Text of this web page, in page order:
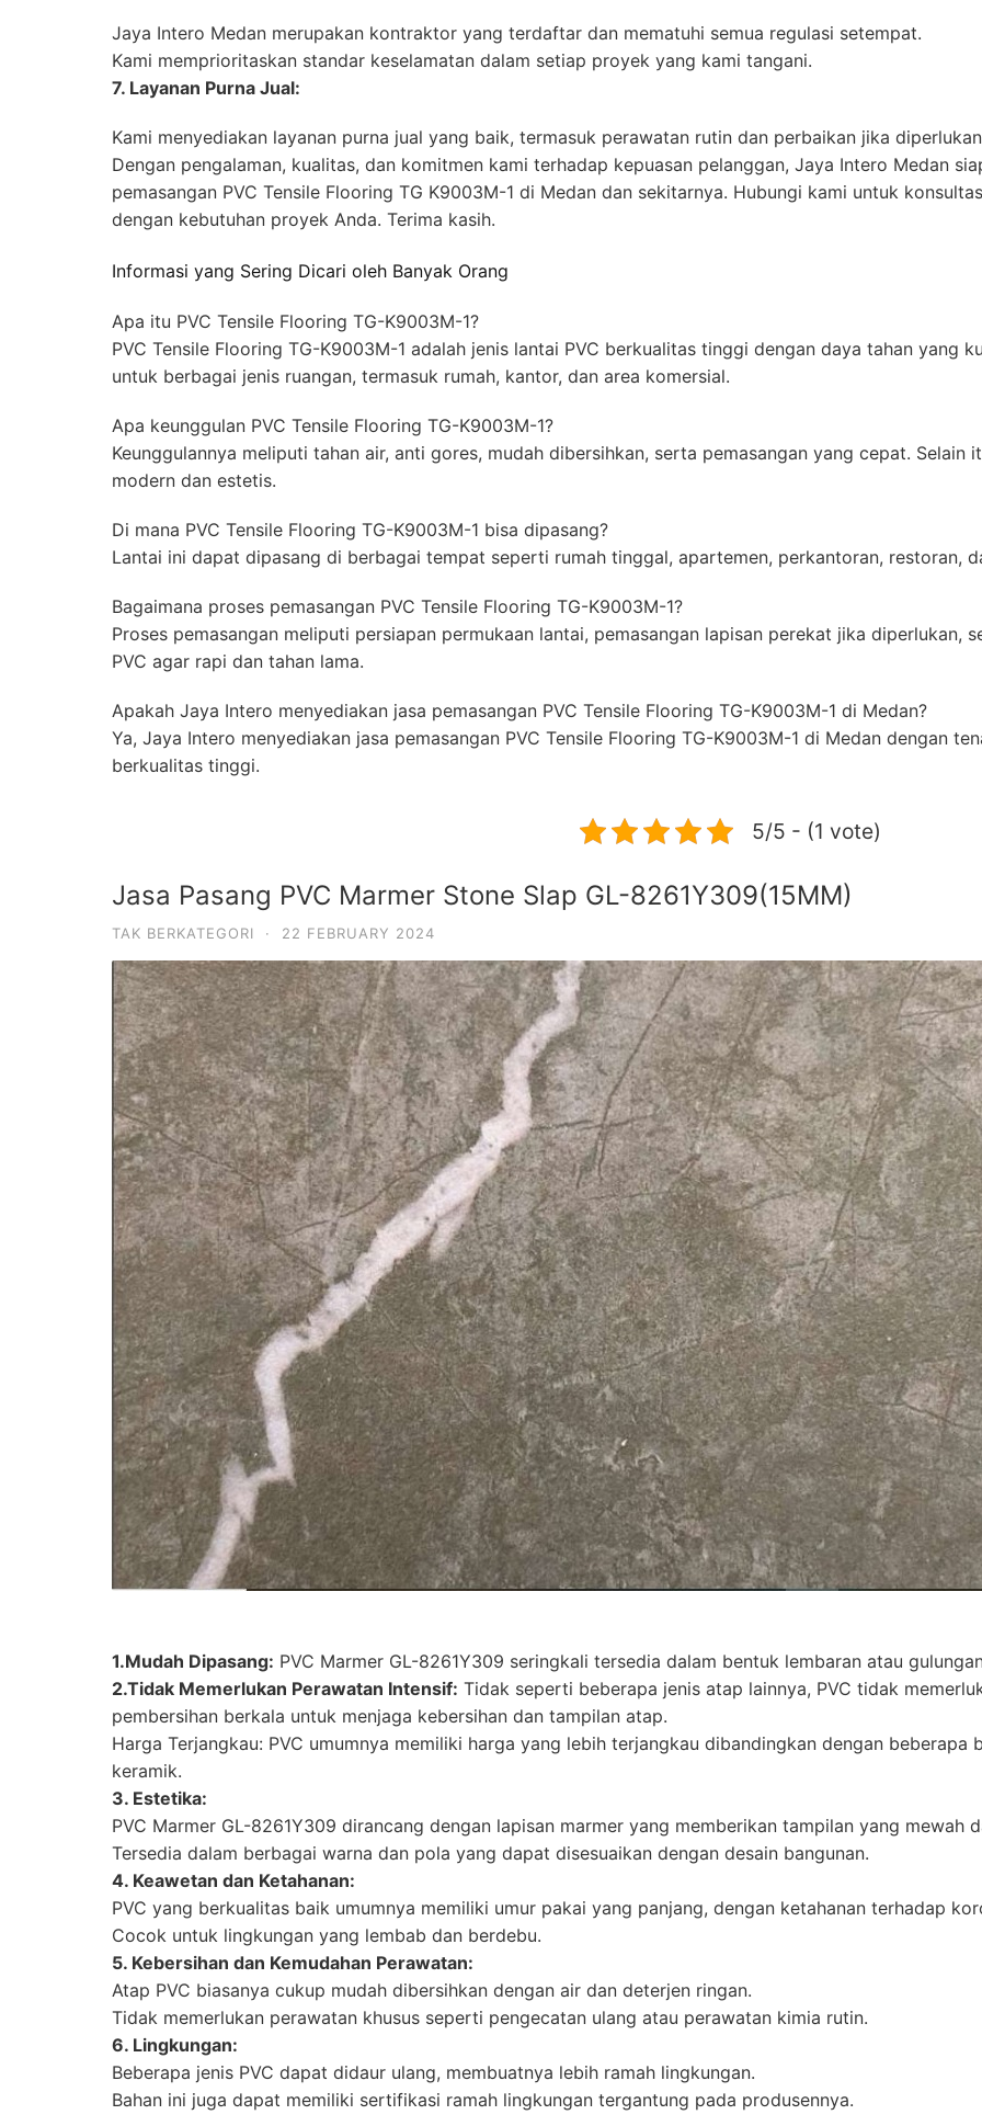
Jaya Intero Medan merupakan kontraktor yang terdaftar dan mematuhi semua regulasi setempat.
Kami memprioritaskan standar keselamatan dalam setiap proyek yang kami tangani.
7. Layanan Purna Jual:
Kami menyediakan layanan purna jual yang baik, termasuk perawatan rutin dan perbaikan jika
Dengan pengalaman, kualitas, dan komitmen kami terhadap kepuasan pelanggan, Jaya Intero Medan
pemasangan PVC Tensile Flooring TG K9003M-1 di Medan dan sekitarnya. Hubungi kami untuk
dengan kebutuhan proyek Anda. Terima kasih.
Informasi yang Sering Dicari oleh Banyak Orang
Apa itu PVC Tensile Flooring TG-K9003M-1?
PVC Tensile Flooring TG-K9003M-1 adalah jenis lantai PVC berkualitas tinggi dengan daya tahan yang
untuk berbagai jenis ruangan, termasuk rumah, kantor, dan area komersial.
Apa keunggulan PVC Tensile Flooring TG-K9003M-1?
Keunggulannya meliputi tahan air, anti gores, mudah dibersihkan, serta pemasangan yang cepat. Selain
modern dan estetis.
Di mana PVC Tensile Flooring TG-K9003M-1 bisa dipasang?
Lantai ini dapat dipasang di berbagai tempat seperti rumah tinggal, apartemen, perkantoran, restoran,
Bagaimana proses pemasangan PVC Tensile Flooring TG-K9003M-1?
Proses pemasangan meliputi persiapan permukaan lantai, pemasangan lapisan perekat jika diperlukan,
PVC agar rapi dan tahan lama.
Apakah Jaya Intero menyediakan jasa pemasangan PVC Tensile Flooring TG-K9003M-1 di Medan?
Ya, Jaya Intero menyediakan jasa pemasangan PVC Tensile Flooring TG-K9003M-1 di Medan dengan
berkualitas tinggi.
5/5 - (1 vote)
Jasa Pasang PVC Marmer Stone Slap GL-8261Y309(15MM)
TAK BERKATEGORI · 22 FEBRUARY 2024
1.Mudah Dipasang: PVC Marmer GL-8261Y309 seringkali tersedia dalam bentuk lembaran atau
2.Tidak Memerlukan Perawatan Intensif: Tidak seperti beberapa jenis atap lainnya, PVC tidak
pembersihan berkala untuk menjaga kebersihan dan tampilan atap.
Harga Terjangkau: PVC umumnya memiliki harga yang lebih terjangkau dibandingkan dengan beberapa
keramik.
3. Estetika:
PVC Marmer GL-8261Y309 dirancang dengan lapisan marmer yang memberikan tampilan yang mewah
Tersedia dalam berbagai warna dan pola yang dapat disesuaikan dengan desain bangunan.
4. Keawetan dan Ketahanan:
PVC yang berkualitas baik umumnya memiliki umur pakai yang panjang, dengan ketahanan terhadap
Cocok untuk lingkungan yang lembab dan berdebu.
5. Kebersihan dan Kemudahan Perawatan:
Atap PVC biasanya cukup mudah dibersihkan dengan air dan deterjen ringan.
Tidak memerlukan perawatan khusus seperti pengecatan ulang atau perawatan kimia rutin.
6. Lingkungan:
Beberapa jenis PVC dapat didaur ulang, membuatnya lebih ramah lingkungan.
Bahan ini juga dapat memiliki sertifikasi ramah lingkungan tergantung pada produsennya.